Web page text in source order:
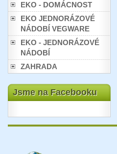
EKO - DOMÁCNOST
EKO JEDNORÁZOVÉ
NÁDOBÍ VEGWARE
EKO - JEDNORÁZOVÉ
NÁDOBÍ
ZAHRADA
Jsme na Facebooku